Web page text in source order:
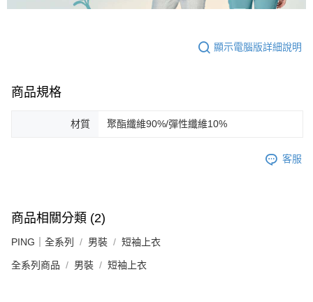
顯示電腦版詳細說明
商品規格
材質 聚酯纖維90%/彈性纖維10%
客服
商品相關分類 (2)
PING｜全系列 男裝 短袖上衣
全系列商品 男裝 短袖上衣